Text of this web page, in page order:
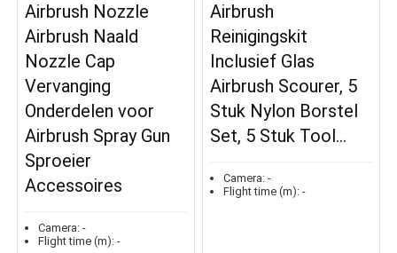
Airbrush Nozzle
Airbrush Naald
Nozzle Cap
Vervanging
Onderdelen voor
Airbrush Spray Gun
Sproeier
Accessoires
Camera: -
Flight time (m): -
Airbrush
Reinigingskit
Inclusief Glas
Airbrush Scourer, 5
Stuk Nylon Borstel
Set, 5 Stuk Tool…
Camera: -
Flight time (m): -